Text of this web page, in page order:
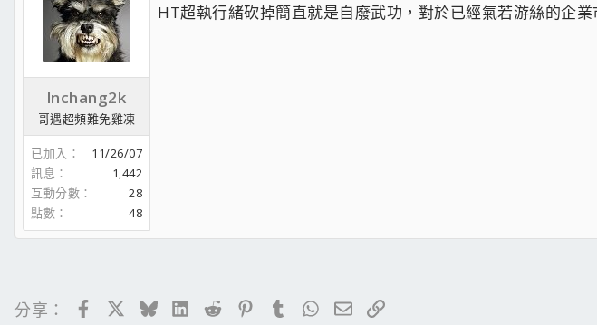
lnchang2k
哥遇超頻難免雞凍
已加入
11/26/07
訊息
1,442
互動分數
28
點數
48
HT超執行緒砍掉簡直就是自廢武功，對於已經氣若游絲的企
分享： FacebookBlueskyLinkedIn
RedditPinterestTumblrWhatsApp
電子郵件
連結